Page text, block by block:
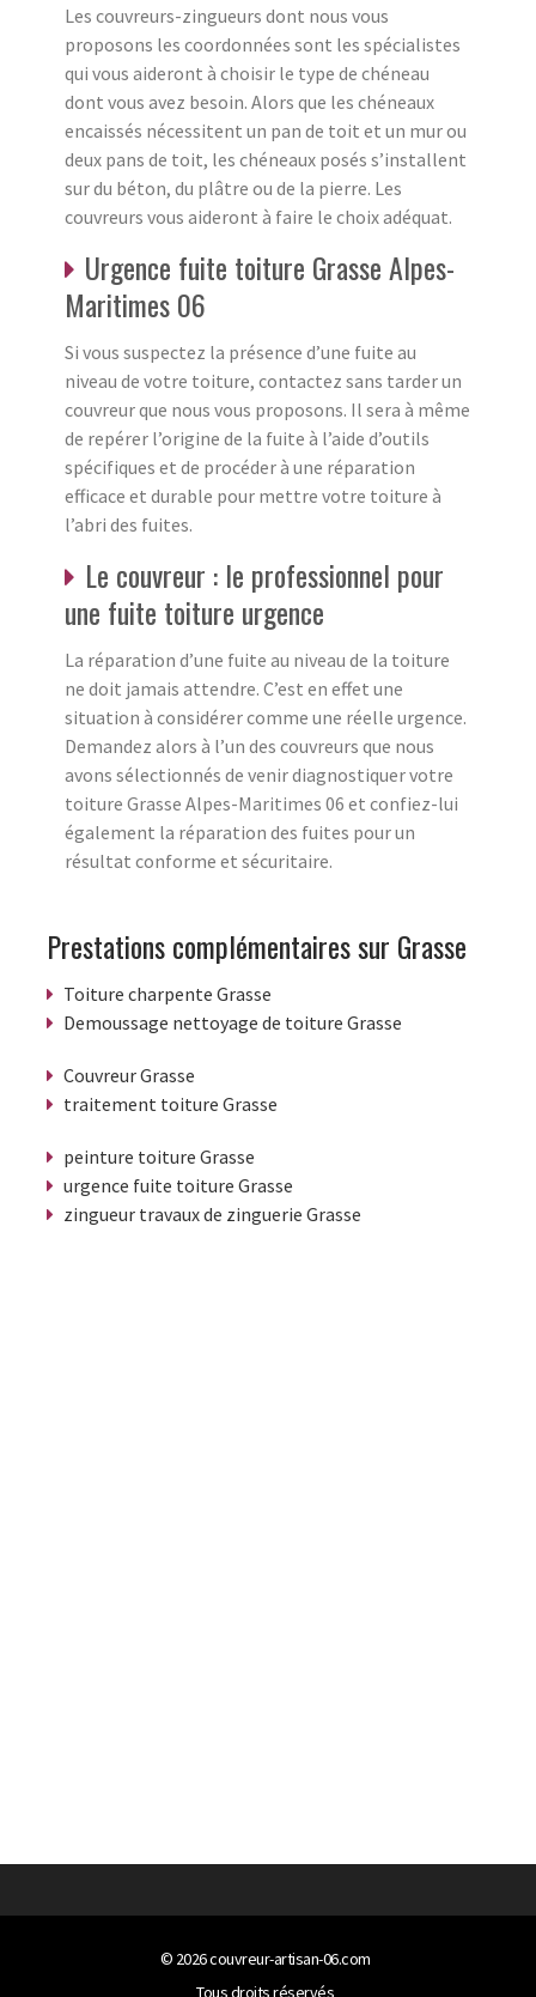
Les couvreurs-zingueurs dont nous vous
proposons les coordonnées sont les spécialistes
qui vous aideront à choisir le type de chéneau
dont vous avez besoin. Alors que les chéneaux
encaissés nécessitent un pan de toit et un mur ou
deux pans de toit, les chéneaux posés s’installent
sur du béton, du plâtre ou de la pierre. Les
couvreurs vous aideront à faire le choix adéquat.
Urgence fuite toiture Grasse Alpes-
Maritimes 06
Si vous suspectez la présence d’une fuite au
niveau de votre toiture, contactez sans tarder un
couvreur que nous vous proposons. Il sera à même
de repérer l’origine de la fuite à l’aide d’outils
spécifiques et de procéder à une réparation
efficace et durable pour mettre votre toiture à
l’abri des fuites.
Le couvreur : le professionnel pour
une fuite toiture urgence
La réparation d’une fuite au niveau de la toiture
ne doit jamais attendre. C’est en effet une
situation à considérer comme une réelle urgence.
Demandez alors à l’un des couvreurs que nous
avons sélectionnés de venir diagnostiquer votre
toiture Grasse Alpes-Maritimes 06 et confiez-lui
également la réparation des fuites pour un
résultat conforme et sécuritaire.
Prestations complémentaires sur Grasse
Toiture charpente Grasse
Demoussage nettoyage de toiture Grasse
Couvreur Grasse
traitement toiture Grasse
peinture toiture Grasse
urgence fuite toiture Grasse
zingueur travaux de zinguerie Grasse
© 2026couvreur-artisan-06.com
Tous droits réservés